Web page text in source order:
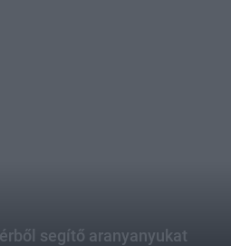
segítő aranyanyukat